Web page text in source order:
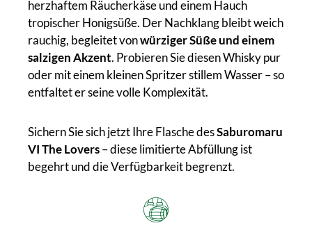
herzhaftem Räucherkäse und einem Hauch
tropischer Honigsüße. Der Nachklang bleibt weich
rauchig, begleitet vonwürziger Süße und einem
salzigen Akzent. Probieren Sie diesen Whisky pur
oder mit einem kleinen Spritzer stillem Wasser – so
entfaltet er seine volle Komplexität.
Sichern Sie sich jetzt Ihre Flasche desSaburomaru
VI The Lovers– diese limitierte Abfüllung ist
begehrt und die Verfügbarkeit begrenzt.